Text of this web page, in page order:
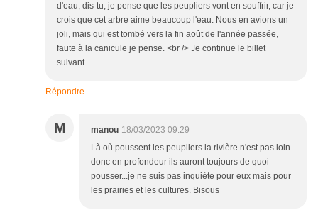
d'eau, dis-tu, je pense que les peupliers vont en souffrir, car je
crois que cet arbre aime beaucoup l'eau. Nous en avions un
joli, mais qui est tombé vers la fin août de l'année passée,
faute à la canicule je pense. <br /> Je continue le billet
suivant...
Répondre
M manou 18/03/2023 09:29
Là où poussent les peupliers la rivière n'est pas loin
donc en profondeur ils auront toujours de quoi
pousser...je ne suis pas inquiète pour eux mais pour
les prairies et les cultures. Bisous